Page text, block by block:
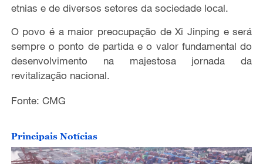
etnias e de diversos setores da sociedade local.
O povo é a maior preocupação de Xi Jinping e será
sempre o ponto de partida e o valor fundamental do
desenvolvimento na majestosa jornada da
revitalização nacional.
Fonte: CMG
Principais Notícias